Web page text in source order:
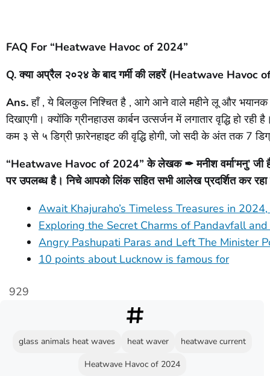
FAQ For “Heatwave Havoc of 2024”
Q. क्या अप्रैल २०२४ के बाद गर्मी की लहरें (Heatwave Havoc
Ans.हाँ , ये बिलकुल निश्चित है , आगे आने वाले महीने लू और भयानक
दिखाएगी। क्योंकि ग्रीनहाउस कार्बन उत्सर्जन में लगातार वृद्धि हो
कम ३ से ५ डिग्री फ़ारेनहाइट की वृद्धि होगी, जो सदी के अंत तक 7
“Heatwave Havoc of 2024” के लेखक ✒ मनीश वर्मा’मनु’ जी
पर उपलब्ध है। निचे आपको लिंक सहित सभी आलेख प्रदर्शित कर
Await Khajuraho’s Timeless Treasures in
Exploring the Secret Charms of Pandavfall
Angry Pashupati Paras and Left The Minister
10 points about Lucknow is famous for
929
glass animals heat waves heat waver
heatwave current
Heatwave Havoc of 2024